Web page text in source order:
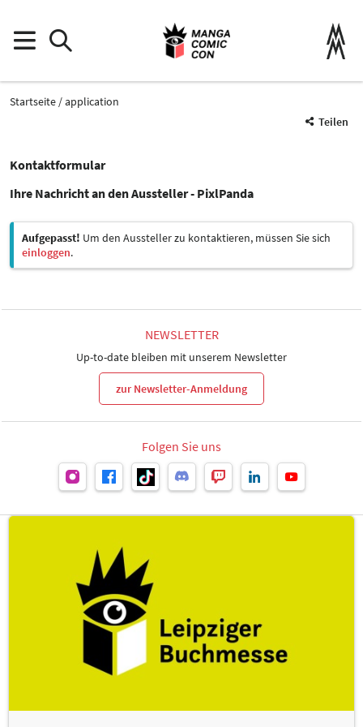
Startseite
application
Teilen
Kontaktformular
Ihre Nachricht an den Aussteller - PixlPanda
Aufgepasst! Um den Aussteller zu kontaktieren, müssen Sie sich
einloggen.
NEWSLETTER
Up-to-date bleiben mit unserem Newsletter
zur Newsletter-Anmeldung
Folgen Sie uns